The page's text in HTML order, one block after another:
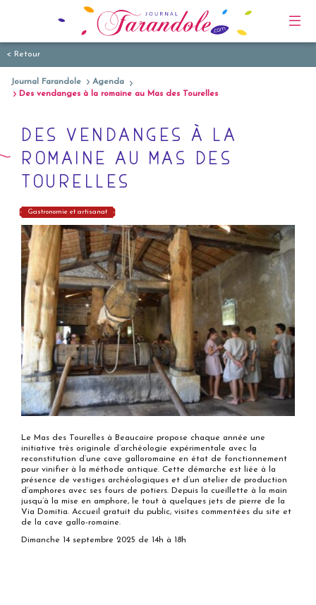
< Retour
Journal Farandole
Agenda
Des vendanges à la romaine au Mas des Tourelles
DES VENDANGES À LA
ROMAINE AU MAS DES
TOURELLES
Gastronomie et artisanat
Le Mas des Tourelles à Beaucaire propose chaque année une
initiative très originale d’archéologie expérimentale avec la
reconstitution d’une cave galloromaine en état de fonctionnement
pour vinifier à la méthode antique. Cette démarche est liée à la
présence de vestiges archéologiques et d’un atelier de production
d’amphores avec ses fours de potiers. Depuis la cueillette à la main
jusqu’à la mise en amphore, le tout à quelques jets de pierre de la
Via Domitia. Accueil gratuit du public, visites commentées du site et
de la cave gallo-romaine.
Dimanche 14 septembre 2025 de 14h à 18h